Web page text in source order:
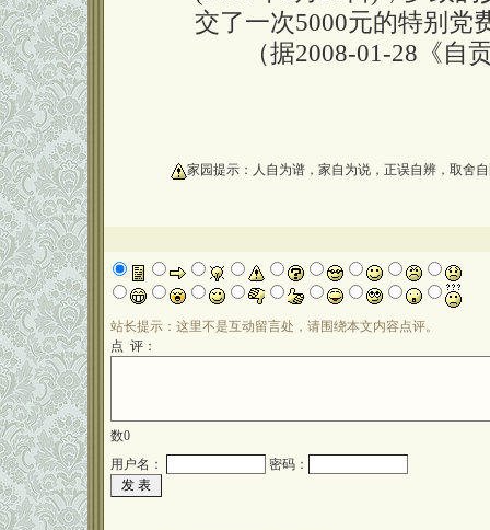
交了一次5000元的特别党
（据2008-01-28《自
家园提示：人自为谱，家自为说，正误自辨，取舍
站长提示：这里不是互动留言处，请围绕本文内容点评。
点 评：
数0
用户名：
密码：